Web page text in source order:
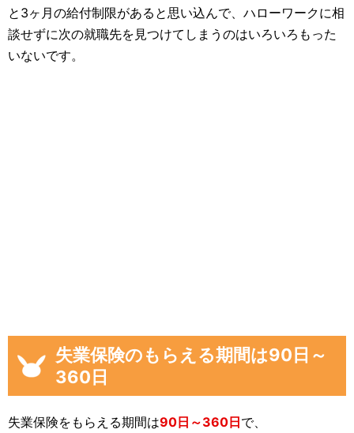
と3ヶ月の給付制限があると思い込んで、ハローワークに相
談せずに次の就職先を見つけてしまうのはいろいろもった
いないです。
失業保険のもらえる期間は90日～
360日
失業保険をもらえる期間は90日～360日で、